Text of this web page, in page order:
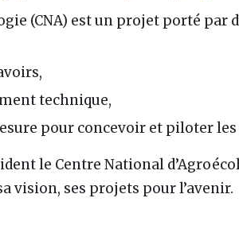
(CNA) est un projet porté par
technique,
pour concevoir et piloter
le Centre National
vision, ses projets pour l’avenir.